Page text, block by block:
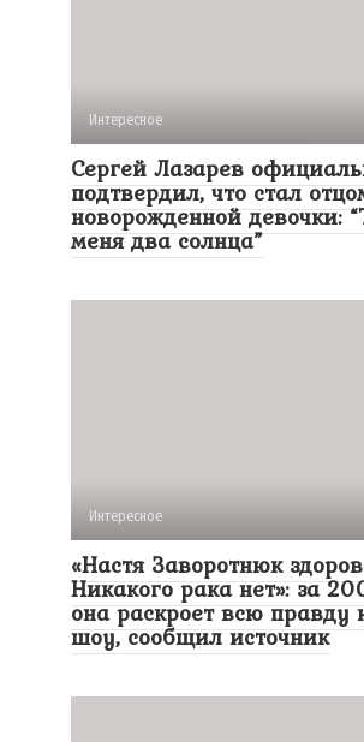
Интересное
Сергей Лазарев
подтвердил, что стал
новорожденной девочки:
меня два солнца”
Интересное
«Настя Заворотнюк
Никакого рака нет»: за
она раскроет всю правду
шоу, сообщил источник